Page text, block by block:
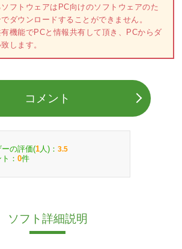
フトウェアはPC向けのソフトウェアのた
ダウンロードすることができません。
機能でPCと情報共有して頂き、PCからダ
します。
コメント
ーの評価(1 人)： 3.5
： 0件
ソフト詳細説明